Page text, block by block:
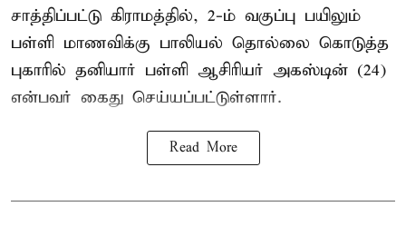
சாத்திப்பட்டு கிராமத்தில், 2-ம் வகுப்பு பயிலும்
பள்ளி மாணவிக்கு பாலியல் தொல்லை கொடுத்த
புகாரில் தனியார் பள்ளி ஆசிரியர் அகஸ்டின் (24)
என்பவர் கைது செய்யப்பட்டுள்ளார்.
Read More